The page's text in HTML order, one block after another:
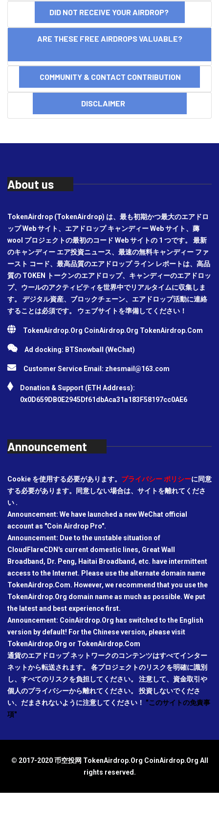
DID NOT RECEIVE YOUR AIRDROP?
ARE THESE FREE AIRDROPS VALUABLE?
COMMUNITY & CONTACT CONTRIBUTION
DISCLAIMER
About us
TokenAirdrop (TokenAirdrop) は、最も初期かつ最大のエアドロ
ップ Web サイト、エアドロップ キャンディー Web サイト、薅
wool プロジェクトの最初のコード Web サイトの 1 つです。 最新
のキャンディー エア投資ニュース、最速の無料キャンディー ファ
ースト コード、最高品質のエアドロップ ライン レポートは、高品
質の TOKEN トークンのエアドロップ、キャンディーのエアドロッ
プ、ウールのアクティビティを世界中でリアルタイムに収集しま
す。 デジタル資産、ブロックチェーン、エアドロップ活動に連絡
することは必須です。 ウェブサイトを準備してください！
TokenAirdrop.Org CoinAirdrop.Org TokenAirdrop.Com
Ad docking: BTSnowball (WeChat)
Customer Service Email: zhesmail@163.com
Donation & Support (ETH Address):
0x0D659DB0E2945Df61dbAca31a183F58197cc0AE6
Announcement
Cookie を使用する必要があります。 プライバシー ポリシーに同意
する必要があります。同意しない場合は、サイトを離れてくださ
い .
Announcement: We have launched a new WeChat official
account as "Coin Airdrop Pro".
Announcement: Due to the unstable situation of
CloudFlareCDN's current domestic lines, Great Wall
Broadband, Dr. Peng, Haitai Broadband, etc. have intermittent
access to the Internet. Please use the alternate domain name
TokenAirdrop.Com. However, we recommend that you use the
TokenAirdrop.Org domain name as much as possible. We put
the latest and best experience first.
Announcement: CoinAirdrop.Org has switched to the English
version by default! For the Chinese version, please visit
TokenAirdrop.Org or TokenAirdrop.Com
通貨のエアドロップ ネットワークのコンテンツはすべてインター
ネットから転送されます。 各プロジェクトのリスクを明確に識別
し、すべてのリスクを負担してください。 注意して、資金取引や
個人のプライバシーから離れてください。 投資しないでくださ
い、だまされないように注意してください！ "このサイトの免責事
項"
© 2017-2020 币空投网 TokenAirdrop.Org CoinAirdrop.Org All
rights reserved.